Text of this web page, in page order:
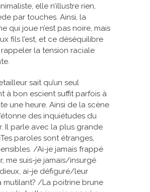
elle n’illustre rien,
par touches. Ainsi, la
qui joue n’est pas noire, mais
fils l’est, et ce déséquilibre
la tension raciale
sait qu’un seul
à bon escient suffit parfois à
une heure. Ainsi de la scène
des inquiétudes du
Il parle avec la plus grande
paroles sont étranges,
/Ai-je jamais frappé
me suis-je jamais/insurgé
ai-je défiguré/leur
mutilant? /La poitrine brune